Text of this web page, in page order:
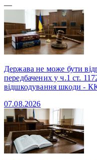
—
Держава не може бути
передбачених у ч.1 ст.
відшкодування шкоди -
07.08.2026